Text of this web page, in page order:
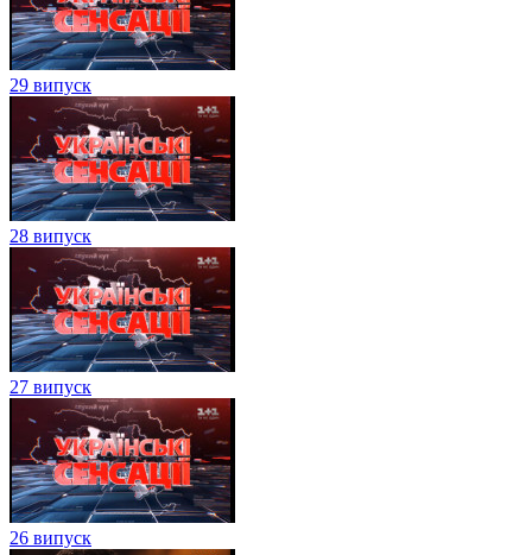
29 випуск
28 випуск
27 випуск
26 випуск